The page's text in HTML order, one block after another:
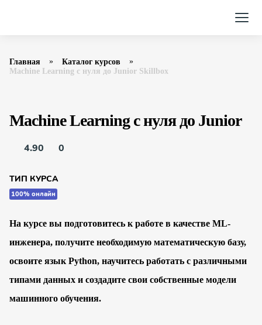
Главная
Каталог курсов
Machine Learning с нуля до Junior Skillbox
Machine Learning с нуля до Junior
4.90 0
ТИП КУРСА
100% онлайн
На курсе вы подготовитесь к работе в качестве ML-
инженера, получите необходимую математическую базу,
освоите язык Python, научитесь работать с различными
типами данных и создадите свои собственные модели
машинного обучения.